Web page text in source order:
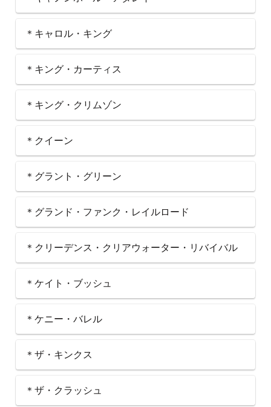
＊キャロル・キング
＊キング・カーティス
＊キング・クリムゾン
＊クイーン
＊グラント・グリーン
＊グランド・ファンク・レイルロード
＊クリーデンス・クリアウォーター・リバイバル
＊ケイト・ブッシュ
＊ケニー・バレル
＊ザ・キンクス
＊ザ・クラッシュ